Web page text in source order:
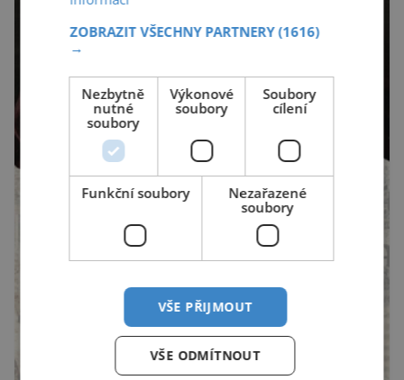
ZOBRAZIT VŠECHNY PARTNERY(1616)
→
Nezbytně
nutné
soubory
Výkonové
soubory
Soubory
cílení
Funkční soubory
Nezařazené
soubory
VŠE PŘIJMOUT
VŠE ODMÍTNOUT